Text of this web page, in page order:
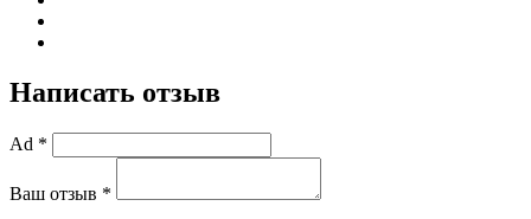
Написать отзыв
Ad *
Ваш отзыв *